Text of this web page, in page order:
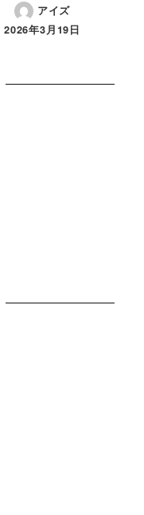
アイズ
2026年3月19日